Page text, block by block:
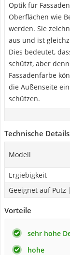
Optik für
Oberflächen wie
werden. Sie
aus und ist
Dies bedeutet,
schützt, aber
Fassadenfarbe
die Außenseite
schützen.
Technische Details
Modell
Ergiebigkeit
Geeignet auf Putz
Vorteile
sehr hohe
hohe